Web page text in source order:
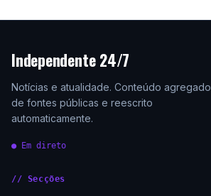
Independente 24/7
Notícias e atualidade. Conteúdo agregado
de fontes públicas e reescrito
automaticamente.
● Em direto
// Secções